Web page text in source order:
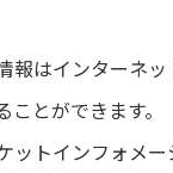
はインターネ
とができます。
ットインフォメ